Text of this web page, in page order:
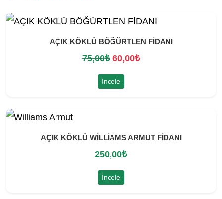
AÇIK KÖKLÜ BÖĞÜRTLEN FİDANI
75,00₺ O
r
i
n
a
l
f
60,00₺Ş
a
İncele
AÇIK KÖKLÜ WİLLİAMS ARMUT FİDANI
250,00₺
İncele